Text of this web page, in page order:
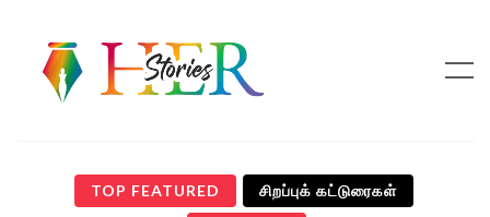
TOP FEATURED சிறப்புக் கட்டுரைகள்